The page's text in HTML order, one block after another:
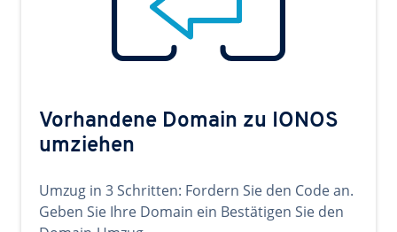
Vorhandene Domain zu IONOS
umziehen
Umzug in 3 Schritten: Fordern Sie den Code an.
Geben Sie Ihre Domain ein Bestätigen Sie den